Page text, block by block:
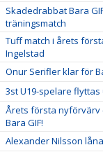
Skadedrabbat Bara
träningsmatch
Tuff match i årets
Ingelstad
Onur Serifler klar för
3st U19-spelare flyttas
Årets första nyförvärv
Bara GIF!
Alexander Nilsson